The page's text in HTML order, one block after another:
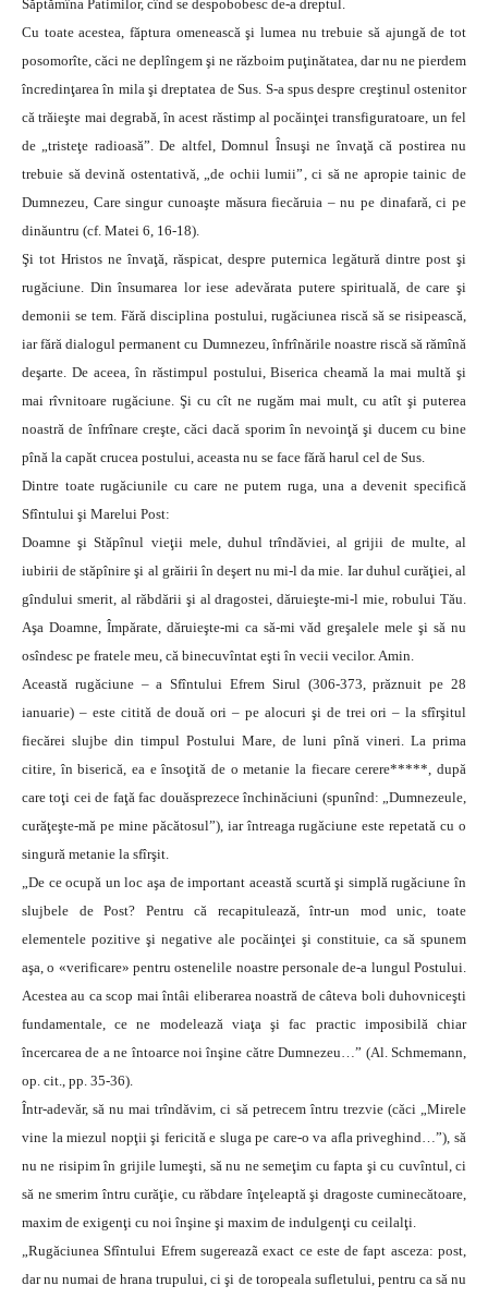
Săptămîna Patimilor, cînd se despobobesc de-a dreptul.
Cu toate acestea, făptura omenească şi lumea nu trebuie să ajungă de tot
posomorîte, căci ne deplîngem şi ne războim puţinătatea, dar nu ne pierdem
încredinţarea în mila şi dreptatea de Sus. S-a spus despre creştinul ostenitor
că trăieşte mai degrabă, în acest răstimp al pocăinţei transfiguratoare, un fel
de „tristeţe radioasă”. De altfel, Domnul Însuşi ne învaţă că postirea nu
trebuie să devină ostentativă, „de ochii lumii”, ci să ne apropie tainic de
Dumnezeu, Care singur cunoaşte măsura fiecăruia – nu pe dinafară, ci pe
dinăuntru (cf. Matei 6, 16-18).
Şi tot Hristos ne învaţă, răspicat, despre puternica legătură dintre post şi
rugăciune. Din însumarea lor iese adevărata putere spirituală, de care şi
demonii se tem. Fără disciplina postului, rugăciunea riscă să se risipească,
iar fără dialogul permanent cu Dumnezeu, înfrînările noastre riscă să rămînă
deşarte. De aceea, în răstimpul postului, Biserica cheamă la mai multă şi
mai rîvnitoare rugăciune. Şi cu cît ne rugăm mai mult, cu atît şi puterea
noastră de înfrînare creşte, căci dacă sporim în nevoinţă şi ducem cu bine
pînă la capăt crucea postului, aceasta nu se face fără harul cel de Sus.
Dintre toate rugăciunile cu care ne putem ruga, una a devenit specifică
Sfîntului şi Marelui Post:
Doamne şi Stăpînul vieţii mele, duhul trîndăviei, al grijii de multe, al
iubirii de stăpînire şi al grăirii în deşert nu mi-l da mie. Iar duhul curăţiei, al
gîndului smerit, al răbdării şi al dragostei, dăruieşte-mi-l mie, robului Tău.
Aşa Doamne, Împărate, dăruieşte-mi ca să-mi văd greşalele mele şi să nu
osîndesc pe fratele meu, că binecuvîntat eşti în vecii vecilor. Amin.
Această rugăciune – a Sfîntului Efrem Sirul (306-373, prăznuit pe 28
ianuarie) – este citită de două ori – pe alocuri şi de trei ori – la sfîrşitul
fiecărei slujbe din timpul Postului Mare, de luni pînă vineri. La prima
citire, în biserică, ea e însoţită de o metanie la fiecare cerere*****, după
care toţi cei de faţă fac douăsprezece închinăciuni (spunînd: „Dumnezeule,
curăţeşte-mă pe mine păcătosul”), iar întreaga rugăciune este repetată cu o
singură metanie la sfîrşit.
„De ce ocupă un loc aşa de important această scurtă şi simplă rugăciune în
slujbele de Post? Pentru că recapitulează, într-un mod unic, toate
elementele pozitive şi negative ale pocăinţei şi constituie, ca să spunem
aşa, o «verificare» pentru ostenelile noastre personale de-a lungul Postului.
Acestea au ca scop mai întâi eliberarea noastră de câteva boli duhovniceşti
fundamentale, ce ne modelează viaţa şi fac practic imposibilă chiar
încercarea de a ne întoarce noi înşine către Dumnezeu…” (Al. Schmemann,
op. cit., pp. 35-36).
Într-adevăr, să nu mai trîndăvim, ci să petrecem întru trezvie (căci „Mirele
vine la miezul nopţii şi fericită e sluga pe care-o va afla priveghind…”), să
nu ne risipim în grijile lumeşti, să nu ne semeţim cu fapta şi cu cuvîntul, ci
să ne smerim întru curăţie, cu răbdare înţeleaptă şi dragoste cuminecătoare,
maxim de exigenţi cu noi înşine şi maxim de indulgenţi cu ceilalţi.
„Rugăciunea Sfîntului Efrem sugereazã exact ce este de fapt asceza: post,
dar nu numai de hrana trupului, ci şi de toropeala sufletului, pentru ca să nu